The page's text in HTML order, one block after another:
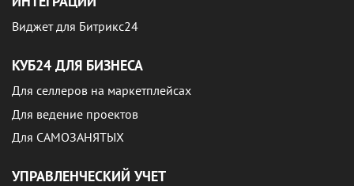
Виджет для Битрикс24
КУБ24 ДЛЯ БИЗНЕСА
Для селлеров на маркетплейсах
Для ведение проектов
Для САМОЗАНЯТЫХ
УПРАВЛЕНЧЕСКИЙ УЧЕТ